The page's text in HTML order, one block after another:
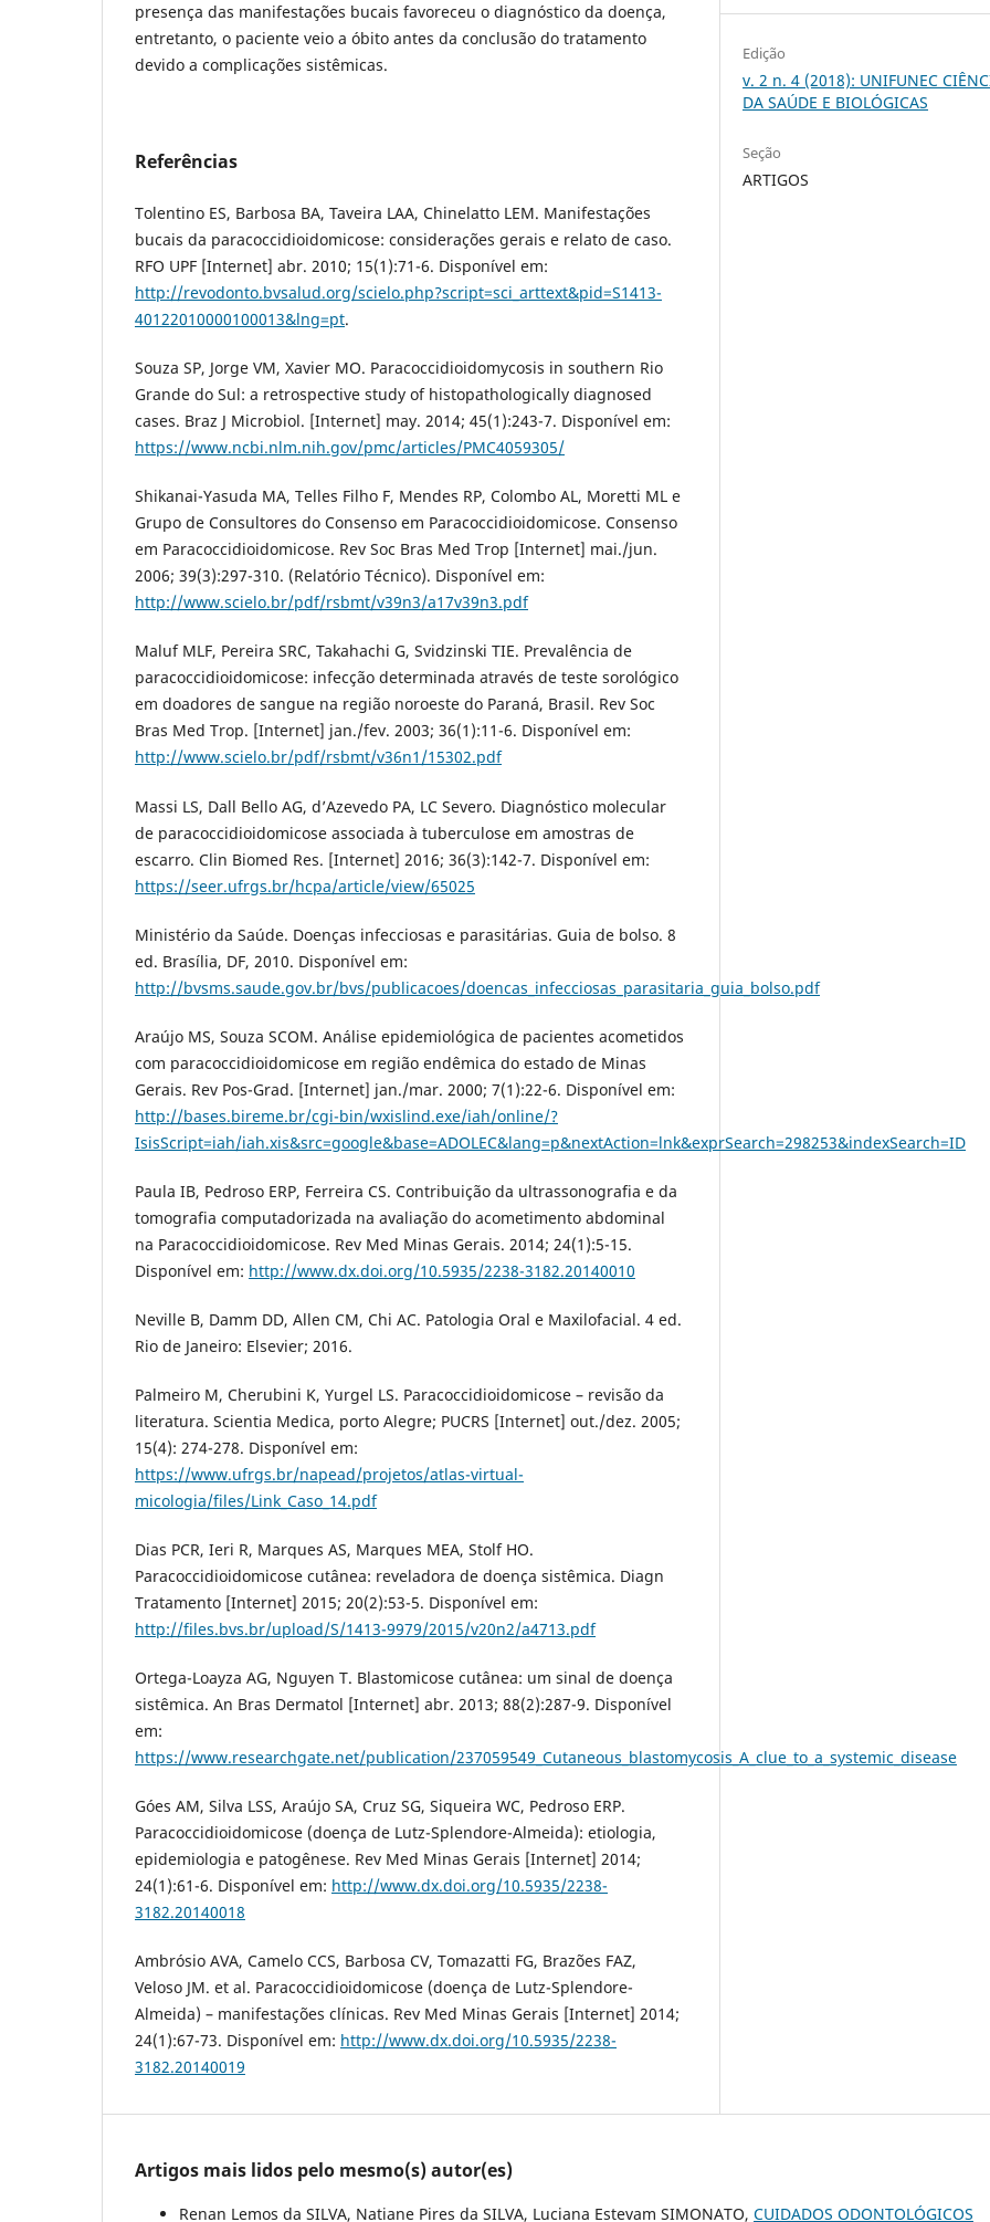
presença das manifestações bucais favoreceu o diagnóstico da doença,
entretanto, o paciente veio a óbito antes da conclusão do tratamento
devido a complicações sistêmicas.
Referências
Tolentino ES, Barbosa BA, Taveira LAA, Chinelatto LEM. Manifestações
bucais da paracoccidioidomicose: considerações gerais e relato de caso.
RFO UPF [Internet] abr. 2010; 15(1):71-6. Disponível em:
http://revodonto.bvsalud.org/scielo.php?script=sci_arttext&pid=S1413-
40122010000100013&lng=pt.
Souza SP, Jorge VM, Xavier MO. Paracoccidioidomycosis in southern Rio
Grande do Sul: a retrospective study of histopathologically diagnosed
cases. Braz J Microbiol. [Internet] may. 2014; 45(1):243-7. Disponível em:
https://www.ncbi.nlm.nih.gov/pmc/articles/PMC4059305/
Shikanai-Yasuda MA, Telles Filho F, Mendes RP, Colombo AL, Moretti ML e
Grupo de Consultores do Consenso em Paracoccidioidomicose. Consenso
em Paracoccidioidomicose. Rev Soc Bras Med Trop [Internet] mai./jun.
2006; 39(3):297-310. (Relatório Técnico). Disponível em:
http://www.scielo.br/pdf/rsbmt/v39n3/a17v39n3.pdf
Maluf MLF, Pereira SRC, Takahachi G, Svidzinski TIE. Prevalência de
paracoccidioidomicose: infecção determinada através de teste sorológico
em doadores de sangue na região noroeste do Paraná, Brasil. Rev Soc
Bras Med Trop. [Internet] jan./fev. 2003; 36(1):11-6. Disponível em:
http://www.scielo.br/pdf/rsbmt/v36n1/15302.pdf
Massi LS, Dall Bello AG, d’Azevedo PA, LC Severo. Diagnóstico molecular
de paracoccidioidomicose associada à tuberculose em amostras de
escarro. Clin Biomed Res. [Internet] 2016; 36(3):142-7. Disponível em:
https://seer.ufrgs.br/hcpa/article/view/65025
Ministério da Saúde. Doenças infecciosas e parasitárias. Guia de bolso. 8
ed. Brasília, DF, 2010. Disponível em:
http://bvsms.saude.gov.br/bvs/publicacoes/doencas_infecciosas_parasitaria_guia_bolso.pdf
Araújo MS, Souza SCOM. Análise epidemiológica de pacientes acometidos
com paracoccidioidomicose em região endêmica do estado de Minas
Gerais. Rev Pos-Grad. [Internet] jan./mar. 2000; 7(1):22-6. Disponível em:
http://bases.bireme.br/cgi-bin/wxislind.exe/iah/online/?
IsisScript=iah/iah.xis&src=google&base=ADOLEC&lang=p&nextAction=lnk&exprSearch=298253&indexSearch=ID
Paula IB, Pedroso ERP, Ferreira CS. Contribuição da ultrassonografia e da
tomografia computadorizada na avaliação do acometimento abdominal
na Paracoccidioidomicose. Rev Med Minas Gerais. 2014; 24(1):5-15.
Disponível em: http://www.dx.doi.org/10.5935/2238-3182.20140010
Neville B, Damm DD, Allen CM, Chi AC. Patologia Oral e Maxilofacial. 4 ed.
Rio de Janeiro: Elsevier; 2016.
Palmeiro M, Cherubini K, Yurgel LS. Paracoccidioidomicose – revisão da
literatura. Scientia Medica, porto Alegre; PUCRS [Internet] out./dez. 2005;
15(4): 274-278. Disponível em:
https://www.ufrgs.br/napead/projetos/atlas-virtual-
micologia/files/Link_Caso_14.pdf
Dias PCR, Ieri R, Marques AS, Marques MEA, Stolf HO.
Paracoccidioidomicose cutânea: reveladora de doença sistêmica. Diagn
Tratamento [Internet] 2015; 20(2):53-5. Disponível em:
http://files.bvs.br/upload/S/1413-9979/2015/v20n2/a4713.pdf
Ortega-Loayza AG, Nguyen T. Blastomicose cutânea: um sinal de doença
sistêmica. An Bras Dermatol [Internet] abr. 2013; 88(2):287-9. Disponível
em:
https://www.researchgate.net/publication/237059549_Cutaneous_blastomycosis_A_clue_to_a_systemic_disease
Góes AM, Silva LSS, Araújo SA, Cruz SG, Siqueira WC, Pedroso ERP.
Paracoccidioidomicose (doença de Lutz-Splendore-Almeida): etiologia,
epidemiologia e patogênese. Rev Med Minas Gerais [Internet] 2014;
24(1):61-6. Disponível em: http://www.dx.doi.org/10.5935/2238-
3182.20140018
Ambrósio AVA, Camelo CCS, Barbosa CV, Tomazatti FG, Brazões FAZ,
Veloso JM. et al. Paracoccidioidomicose (doença de Lutz-Splendore-
Almeida) – manifestações clínicas. Rev Med Minas Gerais [Internet] 2014;
24(1):67-73. Disponível em: http://www.dx.doi.org/10.5935/2238-
3182.20140019
Edição
v. 2 n. 4 (2018): UNIFUNEC
DA SAÚDE E BIOLÓGICAS
Seção
ARTIGOS
Artigos mais lidos pelo mesmo(s) autor(es)
Renan Lemos da SILVA, Natiane Pires da SILVA, Luciana Estevam SIMONATO, CUIDADOS ODONTOLÓGICOS